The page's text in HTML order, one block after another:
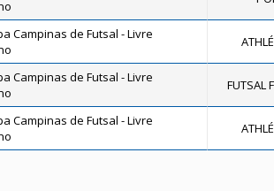
Campinas de Futsal - Livre
Campinas de Futsal - Livre
FUTSAL
Campinas de Futsal - Livre